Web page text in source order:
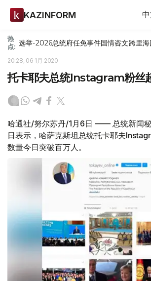
KAZINFORM
热
点: 选举-2026总统府任免事件国情咨文跨里
20:28, 06 1月 2020
托卡耶夫总统Instagram粉丝
哈通社/努尔苏丹/1月6日 —— 总统新闻
日表示，哈萨克斯坦总统托卡耶夫
数量今日突破百万人。